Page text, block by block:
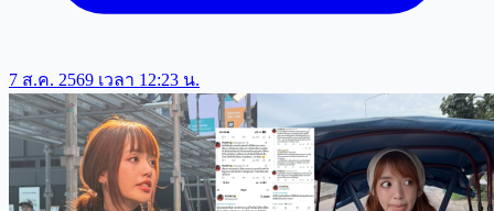
7 ส.ค. 2569 เวลา 12:23 น.